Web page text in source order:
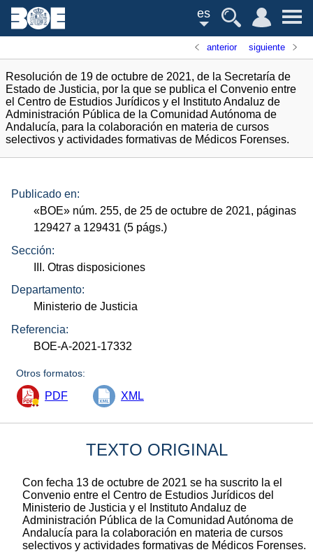
es
anterior siguiente
Resolución de 19 de octubre de 2021, de la Secretaría de
Estado de Justicia, por la que se publica el Convenio entre
el Centro de Estudios Jurídicos y el Instituto Andaluz de
Administración Pública de la Comunidad Autónoma de
Andalucía, para la colaboración en materia de cursos
selectivos y actividades formativas de Médicos Forenses.
Publicado en:
«BOE» núm. 255, de 25 de octubre de 2021, páginas
129427 a 129431 (5 págs.)
Sección:
III. Otras disposiciones
Departamento:
Ministerio de Justicia
Referencia:
BOE-A-2021-17332
Otros formatos:
PDF XML
TEXTO ORIGINAL
Con fecha 13 de octubre de 2021 se ha suscrito la el
Convenio entre el Centro de Estudios Jurídicos del
Ministerio de Justicia y el Instituto Andaluz de
Administración Pública de la Comunidad Autónoma de
Andalucía para la colaboración en materia de cursos
selectivos y actividades formativas de Médicos Forenses.